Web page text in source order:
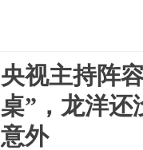
央视主持阵
桌”，龙洋还
意外